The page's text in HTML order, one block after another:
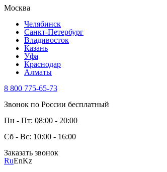
Москва
Челябинск
Санкт-Петербург
Владивосток
Казань
Уфа
Краснодар
Алматы
8 800 775-65-73
Звонок по России бесплатный
Пн - Пт: 08:00 - 20:00
Сб - Вс: 10:00 - 16:00
Заказать звонок
RuEnKz